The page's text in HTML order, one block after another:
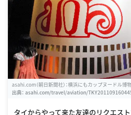
asahi.com（朝日新聞社）：横浜にもカップヌードル博
出典： asahi.com/travel/aviation/
タイからやって来た友達のリクエス